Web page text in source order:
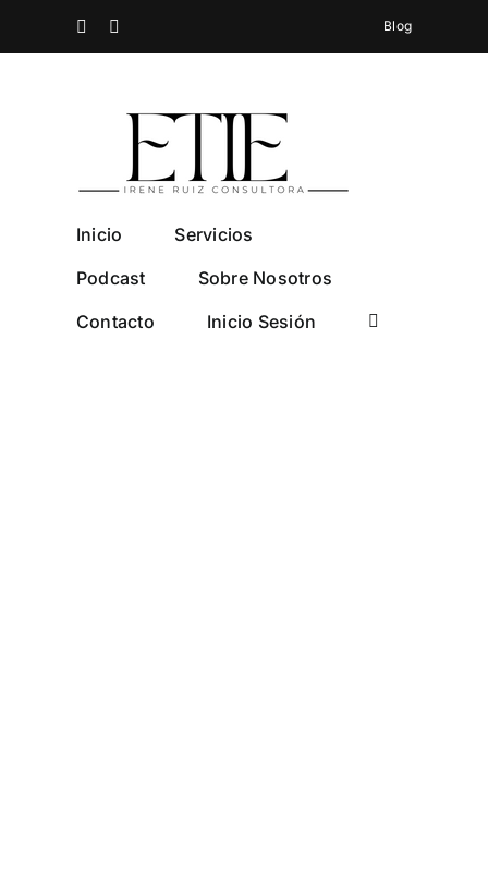
Spotify Blog
Inicio
Servicios
Podcast
Sobre Nosotros
Contacto
Inicio Sesión